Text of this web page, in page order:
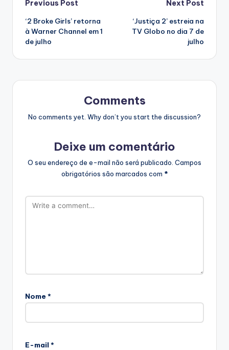
Post
navigation
Previous Post
‘2 Broke Girls’ retorna
à Warner Channel em 1
de julho
Next Post
‘Justiça 2’ estreia na
TV Globo no dia 7 de
julho
Comments
No comments yet. Why don’t you start the discussion?
Deixe um comentário
O seu endereço de e-mail não será publicado. Campos
obrigatórios são marcados com *
Nome *
E-mail *